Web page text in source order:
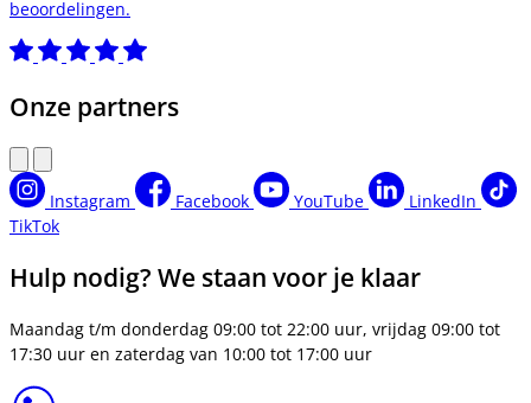
beoordelingen.
Onze partners
Instagram Facebook YouTube
LinkedIn
TikTok
Hulp nodig? We staan voor je klaar
Maandag t/m donderdag 09:00 tot 22:00 uur, vrijdag 09:00 tot
17:30 uur en zaterdag van 10:00 tot 17:00 uur